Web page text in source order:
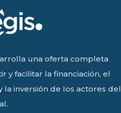
una oferta completa
y facilitar la financiación, el
la inversión de los actores del